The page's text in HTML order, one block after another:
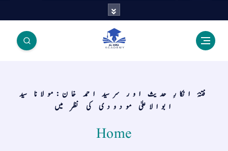
اک نسخہ کیمیا ساتھ لایا
فتنۂ انکارِ حدیث اور سرسید احمد خان:مولانا سید
ابوالاعلیٰ مودودی کی نظر میں
Home